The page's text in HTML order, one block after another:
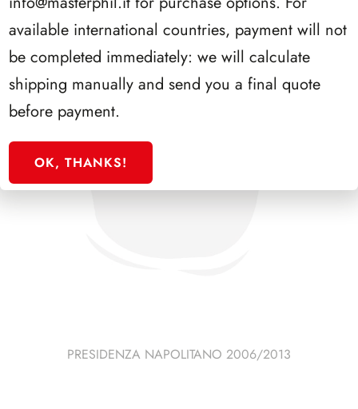
PRESIDENZA NAPOLITANO 2006/2013
available international countries, payment will not
be completed immediately: we will calculate
shipping manually and send you a final quote
before payment.
OK, THANKS!